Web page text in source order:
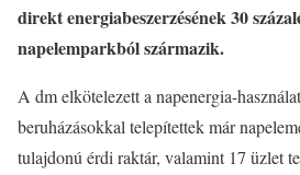
direkt energiabeszerzésének 30
napelemparkból származik.
A dm elkötelezett a napenergia-
beruházásokkal telepítettek már
tulajdonú érdi raktár, valamint 17 üzlet